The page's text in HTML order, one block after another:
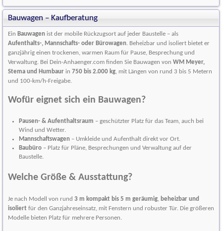
Bauwagen – Kaufberatung
Ein Bauwagen ist der mobile Rückzugsort auf jeder Baustelle – als
Aufenthalts-, Mannschafts- oder Bürowagen. Beheizbar und isoliert bietet er
ganzjährig einen trockenen, warmen Raum für Pause, Besprechung und
Verwaltung. Bei Dein-Anhaenger.com finden Sie Bauwagen von WM Meyer,
Stema und Humbaur in 750 bis 2.000 kg, mit Längen von rund 3 bis 5 Metern
und 100-km/h-Freigabe.
Wofür eignet sich ein Bauwagen?
Pausen- & Aufenthaltsraum – geschützter Platz für das Team, auch bei
Wind und Wetter.
Mannschaftswagen– Umkleide und Aufenthalt direkt vor Ort.
Baubüro– Platz für Pläne, Besprechungen und Verwaltung auf der
Baustelle.
Welche Größe & Ausstattung?
Je nach Modell von rund 3 m kompakt bis 5 m geräumig
beheizbar und
isoliert für den Ganzjahreseinsatz, mit Fenstern und robuster Tür. Die größeren
Modelle bieten Platz für mehrere Personen.